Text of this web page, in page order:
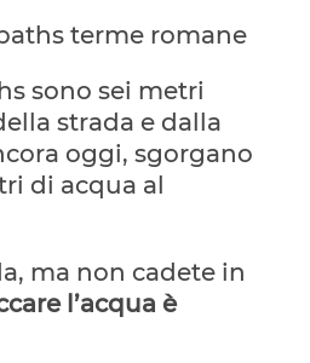
sono sei metri
strada e dalla
oggi, sgorgano
di acqua al
ma non cadete in
l’acqua è